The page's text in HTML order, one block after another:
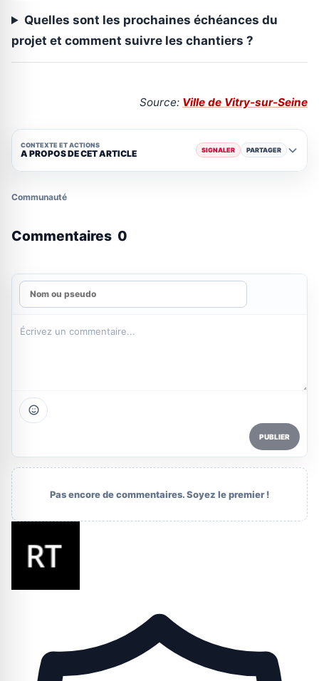
Quelles sont les prochaines échéances du
projet et comment suivre les chantiers ?
Source: Ville de Vitry-sur-Seine
CONTEXTE ET ACTIONS
A PROPOS DE CET ARTICLE SIGNALER PARTAGER
Communauté
Commentaires 0
PUBLIER
Pas encore de commentaires. Soyez le premier !